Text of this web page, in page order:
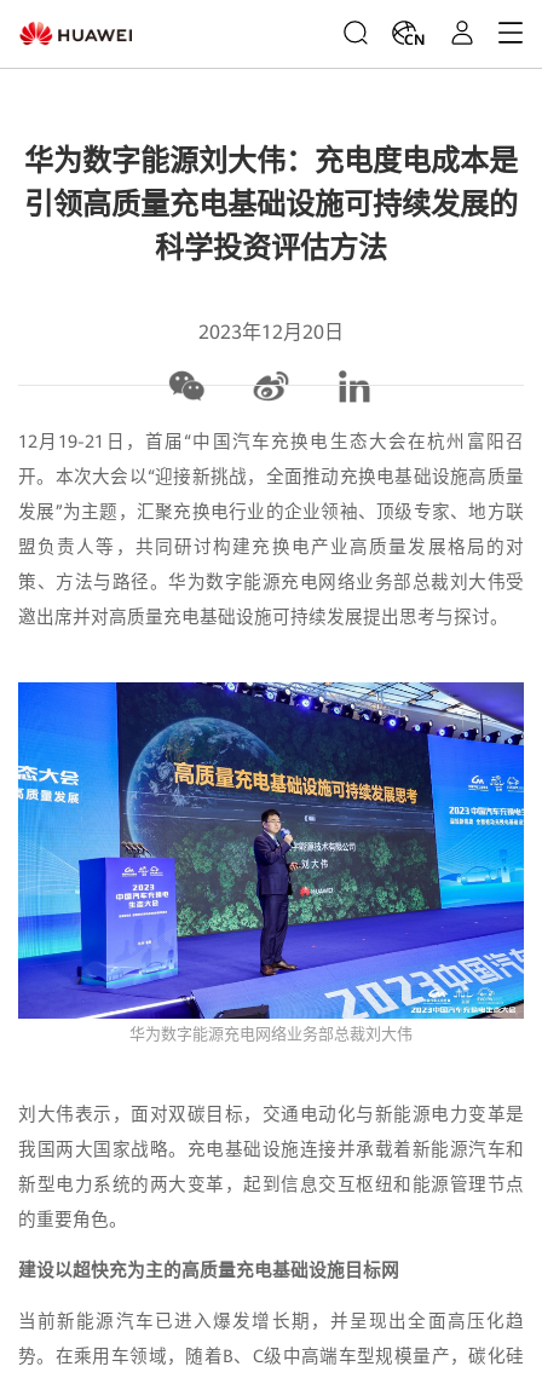
CN
华为数字能源刘大伟：充电度电成本是
引领高质量充电基础设施可持续发展的
科学投资评估方法
2023年12月20日
12月19-21日，首届“中国汽车充换电生态大会在杭州富阳召
开。本次大会以“迎接新挑战，全面推动充换电基础设施高质量
发展”为主题，汇聚充换电行业的企业领袖、顶级专家、地方联
盟负责人等，共同研讨构建充换电产业高质量发展格局的对
策、方法与路径。华为数字能源充电网络业务部总裁刘大伟受
邀出席并对高质量充电基础设施可持续发展提出思考与探讨。
华为数字能源充电网络业务部总裁刘大伟
刘大伟表示，面对双碳目标，交通电动化与新能源电力变革是
我国两大国家战略。充电基础设施连接并承载着新能源汽车和
新型电力系统的两大变革，起到信息交互枢纽和能源管理节点
的重要角色。
建设以超快充为主的高质量充电基础设施目标网
当前新能源汽车已进入爆发增长期，并呈现出全面高压化趋
势。在乘用车领域，随着B、C级中高端车型规模量产，碳化硅